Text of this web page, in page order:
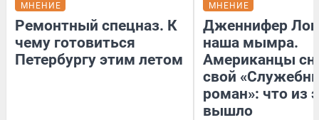
МНЕНИЕ
Ремонтный спецназ. К
чему готовиться
Петербургу этим летом
МНЕНИЕ
Дженнифер
наша мымра.
Американцы
свой
роман»: что из
вышло